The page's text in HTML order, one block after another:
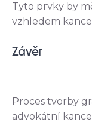
Tyto prvky by
vzhledem
Závěr
Proces tvorby
advokátní